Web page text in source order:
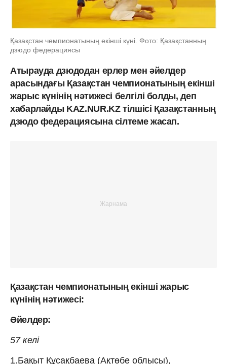
Қазақстан чемпионатының екінші күні. Фото: Қазақстанның
дзюдо федерациясы
Атырауда дзюдодан ерлер мен әйелдер
арасындағы Қазақстан чемпионатының екінші
жарыс күнінің нәтижесі белгілі болды, деп
хабарлайды KAZ.NUR.KZ тілшісі Қазақстанның
дзюдо федерациясына сілтеме жасап.
Қазақстан чемпионатының екінші жарыс
күнінің нәтижесі:
Әйелдер:
57 келі
1.Бақыт Құсақбаева (Ақтөбе облысы),